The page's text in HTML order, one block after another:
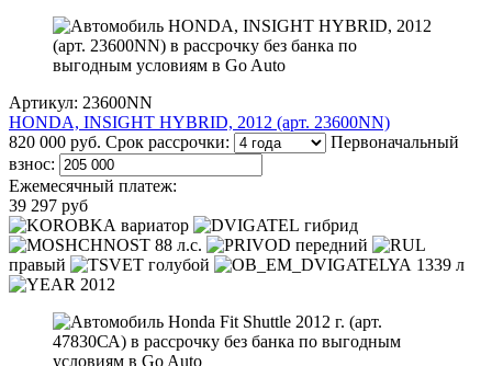
Артикул: 23600NN
HONDA, INSIGHT HYBRID, 2012 (арт. 23600NN)
820 000 руб. Срок рассрочки:
Первоначальный
взнос:
Ежемесячный платеж:
39 297 руб
вариатор
гибрид
88 л.с.
передний
правый
голубой
1339 л
2012